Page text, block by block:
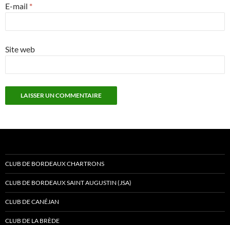
E-mail *
Site web
CLUB DE BORDEAUX CHARTRONS
CLUB DE BORDEAUX SAINT AUGUSTIN (JSA)
CLUB DE CANÉJAN
CLUB DE LA BRÈDE